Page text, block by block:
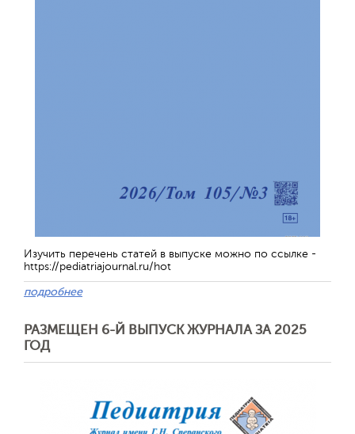
Изучить перечень статей в выпуске можно по ссылке -
https://pediatriajournal.ru/hot
подробнее
РАЗМЕЩЕН 6-Й ВЫПУСК ЖУРНАЛА ЗА 2025
ГОД